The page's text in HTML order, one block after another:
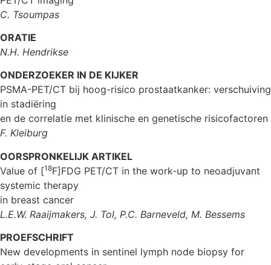
C. Tsoumpas
ORATIE
N.H. Hendrikse
ONDERZOEKER IN DE KIJKER
PSMA-PET/CT bij hoog-risico prostaatkanker: verschuiving
in stadiëring
en de correlatie met klinische en genetische risicofactoren
F. Kleiburg
OORSPRONKELIJK ARTIKEL
Value of [18F]FDG PET/CT in the work-up to neoadjuvant
systemic therapy
in breast cancer
L.E.W. Raaijmakers, J. Tol, P.C. Barneveld, M. Bessems
PROEFSCHRIFT
New developments in sentinel lymph node biopsy for